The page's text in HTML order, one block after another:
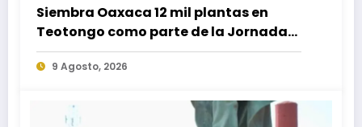
Siembra Oaxaca 12 mil plantas en
Teotongo como parte de la Jornada
Nacional de Reforestación 2026
9 Agosto, 2026